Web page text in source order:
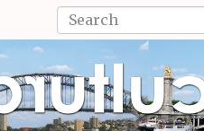
Search
form
Search